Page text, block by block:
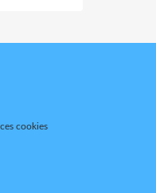
cookies